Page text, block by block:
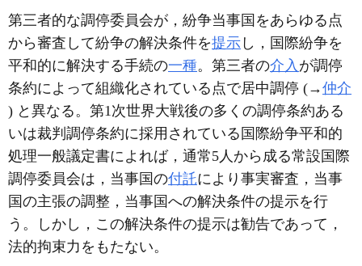
第三者的な調停委員会が，紛争当事国をあらゆる点
から審査して紛争の解決条件を提示 し，国際紛争を
平和的に解決する手続の一種。第三者の介入 が調停
条約によって組織化されている点で居中調停 (→仲介
) と異なる。第1次世界大戦後の多くの調停条約ある
いは裁判調停条約に採用されている国際紛争平和的
処理一般議定書によれば，通常5人から成る常設国際
調停委員会は，当事国の付託により事実審査，当事
国の主張の調整，当事国への解決条件の提示を行
う。しかし，この解決条件の提示は勧告であって，
法的拘束力をもたない。